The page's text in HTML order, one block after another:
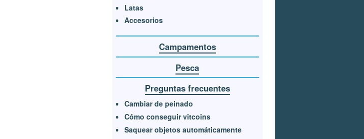
Latas
Accesorios
Campamentos
Pesca
Preguntas frecuentes
Cambiar de peinado
Cómo conseguir vitcoins
Saquear objetos automáticamente